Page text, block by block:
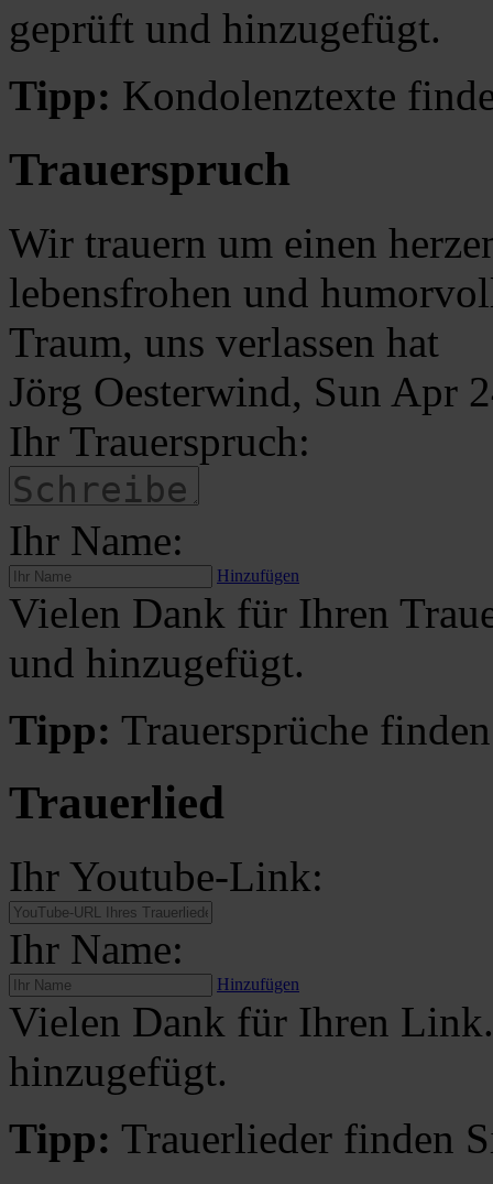
geprüft und hinzugefügt.
Tipp: Kondolenztexte
Trauerspruch
Wir trauern um einen
lebensfrohen und
Traum, uns verlassen hat
Jörg Oesterwind, Sun Apr
Ihr Trauerspruch:
Ihr Name:
Hinzufügen
Vielen Dank für Ihren
und hinzugefügt.
Tipp: Trauersprüche
Trauerlied
Ihr Youtube-Link:
Ihr Name:
Hinzufügen
Vielen Dank für Ihren
hinzugefügt.
Tipp: Trauerlieder finden